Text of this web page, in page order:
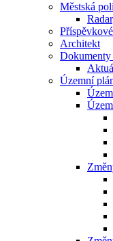
Městská
Architekt
Dokumenty
Územní